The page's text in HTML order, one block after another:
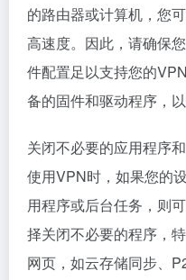
的路由器或计算机，您
高速度。因此，请确保
件配置足以支持您的
备的固件和驱动程序，以
关闭不必要的应用程序
使用VPN时，如果您的
用程序或后台任务，则
择关闭不必要的程序，
网页，如云存储同步、